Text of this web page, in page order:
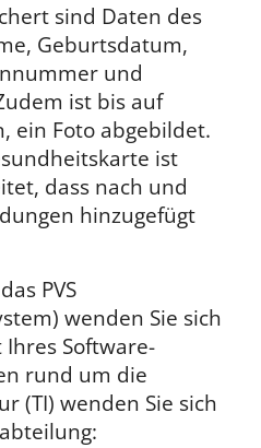
sind Daten des
Geburtsdatum,
und
ist bis auf
ein Foto abgebildet.
ist
dass nach und
hinzugefügt
PVS
wenden Sie sich
Software-
rund um die
(TI) wenden Sie sich